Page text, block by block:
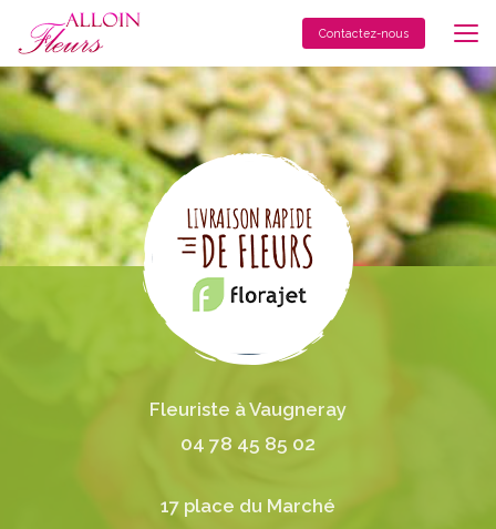
contenu
principal
Contactez-nous
Fleuriste à Vaugneray
04 78 45 85 02
17 place du Marché